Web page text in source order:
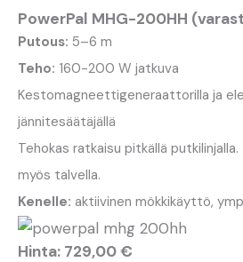
PowerPal MHG-200HH
Putous: 5–6 m
Teho: 160-200 W jatkuva
Kestomagneettigeneraattorilla ja
jännitesäätäjällä
Tehokas ratkaisu pitkällä
myös talvella.
Kenelle: aktiivinen mökkikäyttö,
Hinta: 729,00 €